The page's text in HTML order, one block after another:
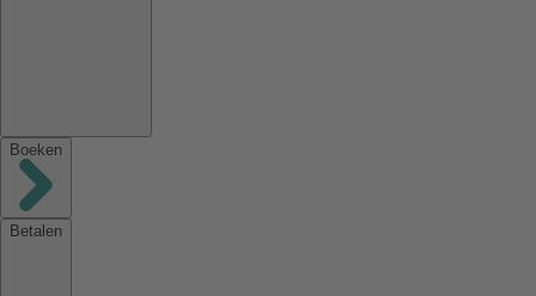
Boeken
Betalen